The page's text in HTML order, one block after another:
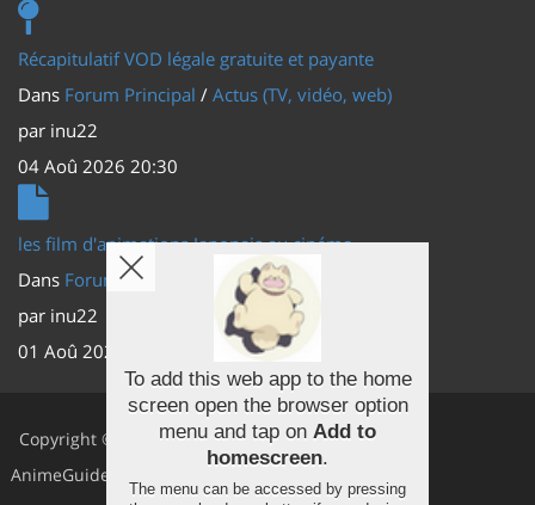
Récapitulatif VOD légale gratuite et payante
Dans Forum Principal / Actus (TV, vidéo, web)
par inu22
04 Aoû 2026 20:30
les film d'animations Japonais au cinéma
Dans Forum Principal
Actus (TV, vidéo, web)
par inu22
01 Aoû 2026 20:56
Copyright ©
AnimeGuides
Facebook
Youtube
To add this web app to the home
screen open the browser option
menu and tap on Add to
homescreen.
The menu can be accessed by pressing